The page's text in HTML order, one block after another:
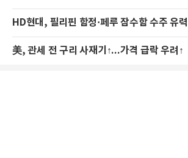
HD현대, 필리핀 함정·페루 잠수함 수주 유력
美, 관세 전 구리 사재기↑...가격 급락 우려↑